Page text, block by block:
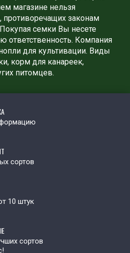
магазине нельзя
противоречащих законам
семки Вы несете
ответственность. Компания
для культивации. Виды
корм для канареек,
питомцев.
сортов
10 штук
сортов